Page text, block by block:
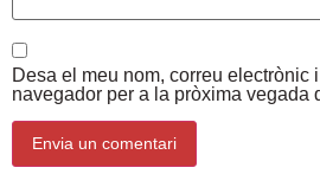
Desa el meu nom, correu electrònic
navegador per a la pròxima vegada